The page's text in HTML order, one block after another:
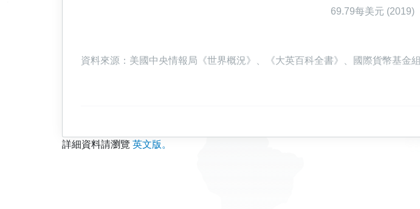
69.79每美元 (2019)
資料來源：美國中央情報局《世界概況》、《大英百科全書》、國際貨幣基金
詳細資料請瀏覽 英文版。